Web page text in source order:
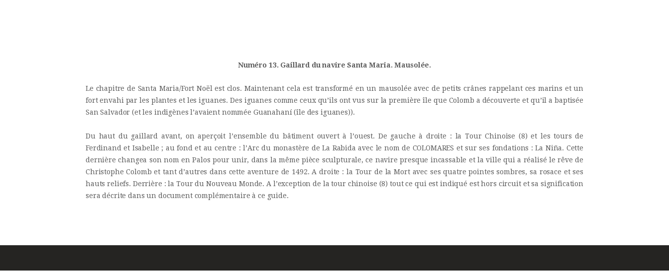
CONSTRUCCIÓN
FOTOS
Numéro 13. Gaillard du navire Santa Maria. Mausolée.
Le chapitre de Santa Maria/Fort Noël est clos. Maintenant cela est transformé en un mausolée avec de petits crânes rappelant ces marins et un
fort envahi par les plantes et les iguanes. Des iguanes comme ceux qu’ils ont vus sur la première île que Colomb a découverte et qu’il a baptisée
San Salvador (et les indigènes l’avaient nommée Guanahaní (île des iguanes)).
Du haut du gaillard avant, on aperçoit l’ensemble du bâtiment ouvert à l’ouest. De gauche à droite : la Tour Chinoise (8) et les tours de
Ferdinand et Isabelle ; au fond et au centre : l’Arc du monastère de La Rabida avec le nom de COLOMARES et sur ses fondations : La Niña. Cette
dernière changea son nom en Palos pour unir, dans la même pièce sculpturale, ce navire presque incassable et la ville qui a réalisé le rêve de
Christophe Colomb et tant d’autres dans cette aventure de 1492. A droite : la Tour de la Mort avec ses quatre pointes sombres, sa rosace et ses
hauts reliefs. Derrière : la Tour du Nouveau Monde. A l’exception de la tour chinoise (8) tout ce qui est indiqué est hors circuit et sa signification
sera décrite dans un document complémentaire à ce guide.